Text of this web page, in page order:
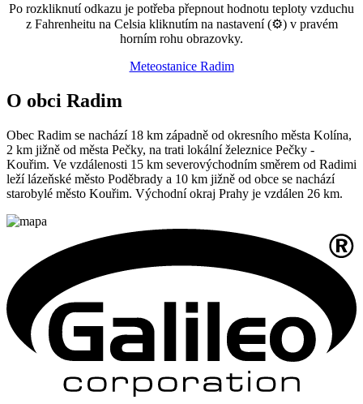
Po rozkliknutí odkazu je potřeba přepnout hodnotu teploty vzduchu
z Fahrenheitu na Celsia kliknutím na nastavení (⚙) v pravém
horním rohu obrazovky.
Meteostanice Radim
O obci Radim
Obec Radim se nachází 18 km západně od okresního města Kolína,
2 km jižně od města Pečky, na trati lokální železnice Pečky -
Kouřim. Ve vzdálenosti 15 km severovýchodním směrem od Radimi
leží lázeňské město Poděbrady a 10 km jižně od obce se nachází
starobylé město Kouřim. Východní okraj Prahy je vzdálen 26 km.